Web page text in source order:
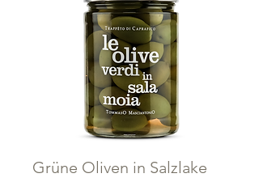
Grüne Oliven in Salzlake